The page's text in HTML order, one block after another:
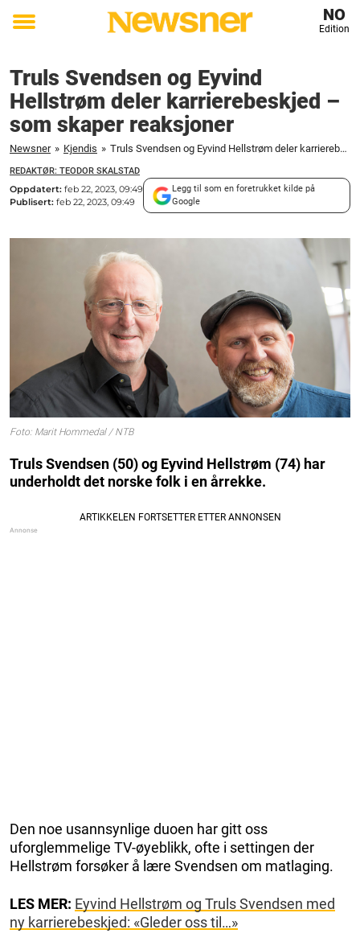
Toggle
NO
Edition
Truls Svendsen og Eyvind
Hellstrøm deler karrierebeskjed –
som skaper reaksjoner
Newsner » Kjendis » Truls Svendsen og Eyvind Hellstrøm deler karrierebeskjed – som skaper reaksjoner
REDAKTØR: TEODOR SKALSTAD
Oppdatert: feb 22, 2023, 09:49
Publisert: feb 22, 2023, 09:49
Legg til som en foretrukket kilde på
Google
Foto: Marit Hommedal / NTB
Truls Svendsen (50) og Eyvind Hellstrøm (74) har
underholdt det norske folk i en årrekke.
Den noe usannsynlige duoen har gitt oss
uforglemmelige TV-øyeblikk, ofte i settingen der
Hellstrøm forsøker å lære Svendsen om matlaging.
LES MER: Eyvind Hellstrøm og Truls Svendsen med
ny karrierebeskjed: «Gleder oss til…»